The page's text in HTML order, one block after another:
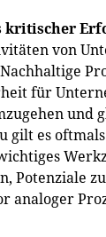
kritischer
von
für
und
gilt es
Potenziale
analoger